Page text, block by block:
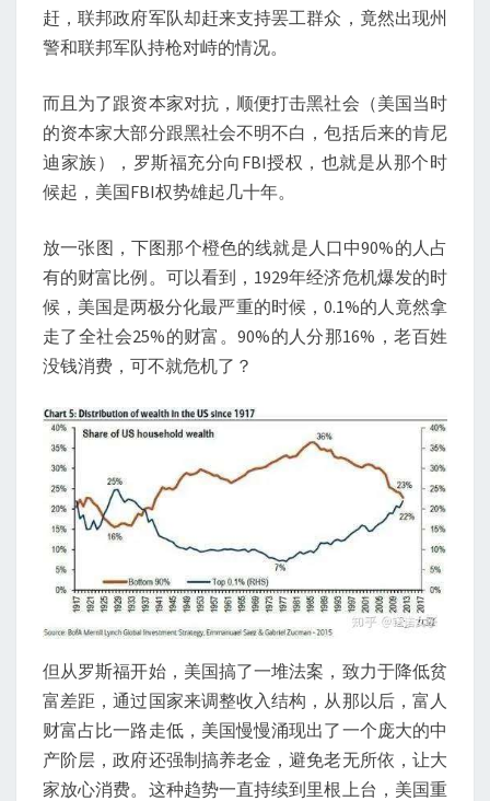
赶，联邦政府军队却赶来支持罢工群众，竟然出现州
警和联邦军队持枪对峙的情况。
而且为了跟资本家对抗，顺便打击黑社会（美国当时
的资本家大部分跟黑社会不明不白，包括后来的肯尼
迪家族），罗斯福充分向FBI授权，也就是从那个时
候起，美国FBI权势雄起几十年。
放一张图，下图那个橙色的线就是人口中90%的人占
有的财富比例。可以看到，1929年经济危机爆发的时
候，美国是两极分化最严重的时候，0.1%的人竟然拿
走了全社会25%的财富。90%的人分那16%，老百姓
没钱消费，可不就危机了？
但从罗斯福开始，美国搞了一堆法案，致力于降低贫
富差距，通过国家来调整收入结构，从那以后，富人
财富占比一路走低，美国慢慢涌现出了一个庞大的中
产阶层，政府还强制搞养老金，避免老无所依，让大
家放心消费。这种趋势一直持续到里根上台，美国重